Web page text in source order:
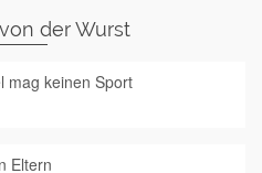
der Wurst
mag keinen Sport
Eltern